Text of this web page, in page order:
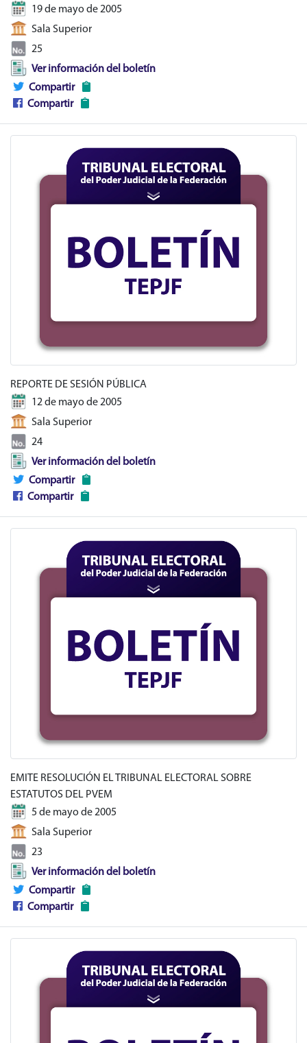
19 de mayo de 2005
Sala Superior
25
Ver información del boletín
Compartir
Compartir
REPORTE DE SESIÓN PÚBLICA
12 de mayo de 2005
Sala Superior
24
Ver información del boletín
Compartir
Compartir
EMITE RESOLUCIÓN EL TRIBUNAL ELECTORAL SOBRE
ESTATUTOS DEL PVEM
5 de mayo de 2005
Sala Superior
23
Ver información del boletín
Compartir
Compartir